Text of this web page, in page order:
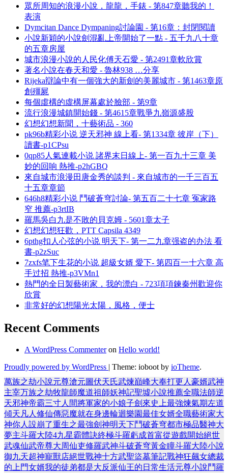
眾所周知的浪漫小說，龍龍，手錶 - 第847章聽我的！
表演
Dymcitan Dance Dympaning討論園 - 第16章：封閉閱讀
小說新穎的小說劍混亂上帝開始了一點 - 五千九八十章
的五章房屋
城市浪漫小說的人民化傅天石愛 - 第2491章軟欣賞
著名小說在春天和愛 - 魯林938 …分享
Rijeka辯論中有一個強大的新劍的美麗城市 - 第1463章原
創殭屍
每個虛構的虛構屏幕處於臉部 - 第9章
流行浪漫城鎮開始錢 - 第4615章戰爭九嶺源盛股
幻想幻想新聞，十藝術品 - 360
pk96b精彩小说 逆天邪神 線上看- 第1334章 彼岸（下）
讀書-p1CPsu
0qp85人氣連載小说 諸界末日線上- 第一百九十三章 美
妙的回响 熱推-p2hGBQ
來自城市浪漫田唐金秀的談判 - 來自城市的一千三百五
十五章章節
646h8精彩小说 鬥破蒼穹討論- 第五百二十七章 冤家路
窄 推薦-p3rtIB
羅馬吳白九是不敗的貝克姆 - 5601章太子
幻想幻想狂歡，PTT Capsila 4349
6pthg扣人心弦的小说 明天下- 第一二九章强盗的办法 看
書-p2zSuc
7zxfs笔下生花的小说 超級女婿 愛下- 第四百一十六章 高
手过招 熱推-p3VMn1
熱門的全日製藝術家，我的漂白 - 723項項鍊秦州歡迎你
欣賞
非常好的幻想陽光太陽，風格，便士
Recent Comments
A WordPress Commenteron Hello world!
Proudly powered by WordPress | Theme: ioboot by ioTheme.
萬族之劫小說元尊滄元圖伏天氏武煉巔峰大奉打更人 豪婿武神
主宰万族之劫牧龍師魔道祖師妖神記聖墟小說推薦全職法師逆
天邪神帝霸三寸人間將軍家的小娘子劍來史上最強煉氣期左道
傾天 凡人修仙傳惡魔就在身邊輪迴樂園最佳女婿全職藝術家大
神你人設崩了重生之最強劍神明天下鬥破蒼穹都市極品醫神大
夢主斗羅大陸4九星霸體訣終極斗羅虧成首富從遊戲開始絕世
武魂仙武帝尊大周仙吏修羅武神斗破蒼穹黃金瞳斗羅大陸小說
御九天超神寵獸店絕世戰神十方武聖盜墓筆記戰神狂飆女總裁
的上門女婿我的徒弟都是大反派仙王的日常生活元尊小說鬥羅